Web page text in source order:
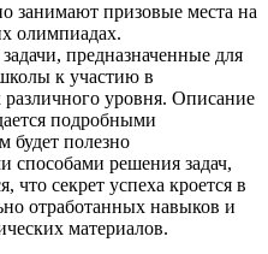
занимают призовые места на
олимпиадах.
предназначенные для
к участию в
различного уровня. Описание
подробными
будет полезно
способами решения задач,
секрет успеха кроется в
отработанных навыков и
материалов.